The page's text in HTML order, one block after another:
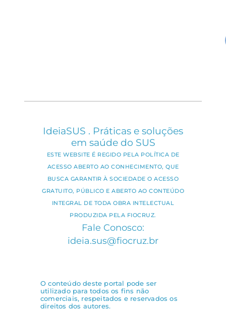
IdeiaSUS . Práticas e soluções
em saúde do SUS
ESTE WEBSITE É REGIDO PELA POLÍTICA DE
ACESSO ABERTO AO CONHECIMENTO, QUE
BUSCA GARANTIR À SOCIEDADE O ACESSO
GRATUITO, PÚBLICO E ABERTO AO CONTEÚDO
INTEGRAL DE TODA OBRA INTELECTUAL
PRODUZIDA PELA FIOCRUZ.
Fale Conosco:
ideia.sus@fiocruz.br
O conteúdo deste portal pode ser
utilizado para todos os fins não
comerciais, respeitados e reservados os
direitos dos autores.